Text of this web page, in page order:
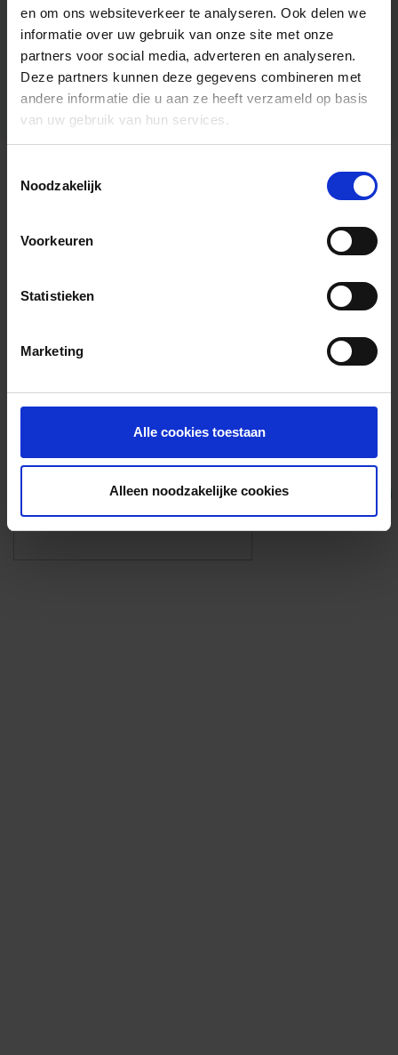
en om ons websiteverkeer te analyseren. Ook delen we
informatie over uw gebruik van onze site met onze
partners voor social media, adverteren en analyseren.
Deze partners kunnen deze gegevens combineren met
andere informatie die u aan ze heeft verzameld op basis
van uw gebruik van hun services.
Noodzakelijk
Voorkeuren
Statistieken
Marketing
Alle cookies toestaan
Alleen noodzakelijke cookies
Algemene informatie
Foto’s ({{photos.length}})
Eigen foto’s